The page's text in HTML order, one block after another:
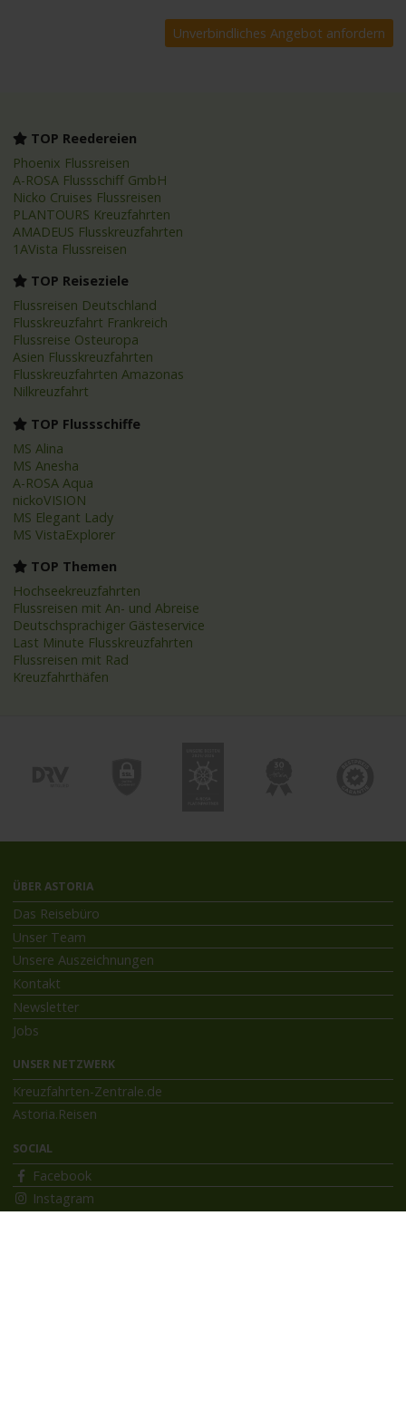
TOP Reedereien
Phoenix Flussreisen
A-ROSA Flussschiff GmbH
Nicko Cruises Flussreisen
PLANTOURS Kreuzfahrten
AMADEUS Flusskreuzfahrten
1AVista Flussreisen
TOP Reiseziele
Flussreisen Deutschland
Flusskreuzfahrt Frankreich
Flussreise Osteuropa
Asien Flusskreuzfahrten
Flusskreuzfahrten Amazonas
Nilkreuzfahrt
TOP Flussschiffe
MS Alina
MS Anesha
A-ROSA Aqua
nickoVISION
MS Elegant Lady
MS VistaExplorer
TOP Themen
Hochseekreuzfahrten
Flussreisen mit An- und Abreise
Deutschsprachiger Gästeservice
Last Minute Flusskreuzfahrten
Flussreisen mit Rad
Kreuzfahrthäfen
ÜBER ASTORIA
Das Reisebüro
Unser Team
Unsere Auszeichnungen
Kontakt
Newsletter
Jobs
UNSER NETZWERK
Kreuzfahrten-Zentrale.de
Astoria.Reisen
SOCIAL
Facebook
Instagram